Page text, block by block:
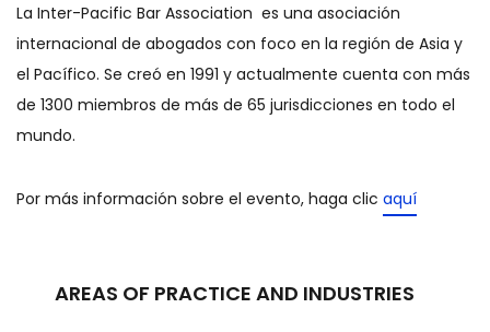
La Inter-Pacific Bar Association es una asociación
internacional de abogados con foco en la región de Asia y
el Pacífico. Se creó en 1991 y actualmente cuenta con más
de 1300 miembros de más de 65 jurisdicciones en todo el
mundo.
Por más información sobre el evento, haga clic aquí
AREAS OF PRACTICE AND INDUSTRIES